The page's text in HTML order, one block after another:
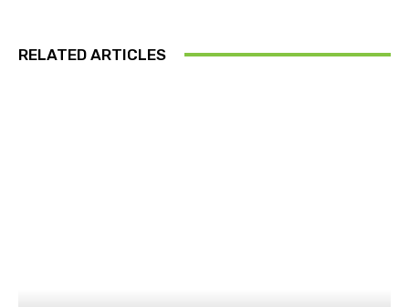
RELATED ARTICLES